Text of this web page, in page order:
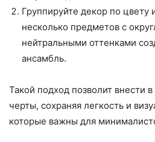
Группируйте декор по
несколько предметов с
нейтральными оттенками
ансамбль.
Такой подход позволит внести
черты, сохраняя легкость и
которые важны для